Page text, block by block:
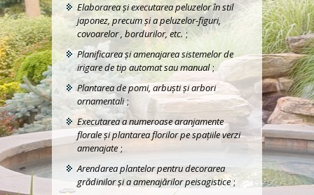
Elaborarea şi executarea peluzelor în stil
japonez, precum şi a peluzelor-figuri,
covoarelor , bordurilor, etc. ;
Planificarea şi amenajarea sistemelor de
irigare de tip automat sau manual ;
Plantarea de pomi, arbuşti şi arbori
ornamentali ;
Executarea a numeroase aranjamente
florale şi plantarea florilor pe spaţiile verzi
amenajate ;
Arendarea plantelor pentru decorarea
grădinilor şi a amenajărilor peisagistice ;